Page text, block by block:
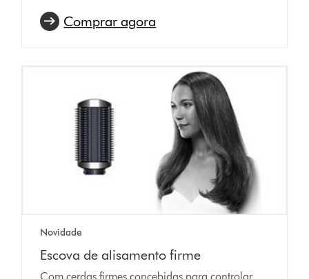
Comprar agora
Novidade
Escova de alisamento firme